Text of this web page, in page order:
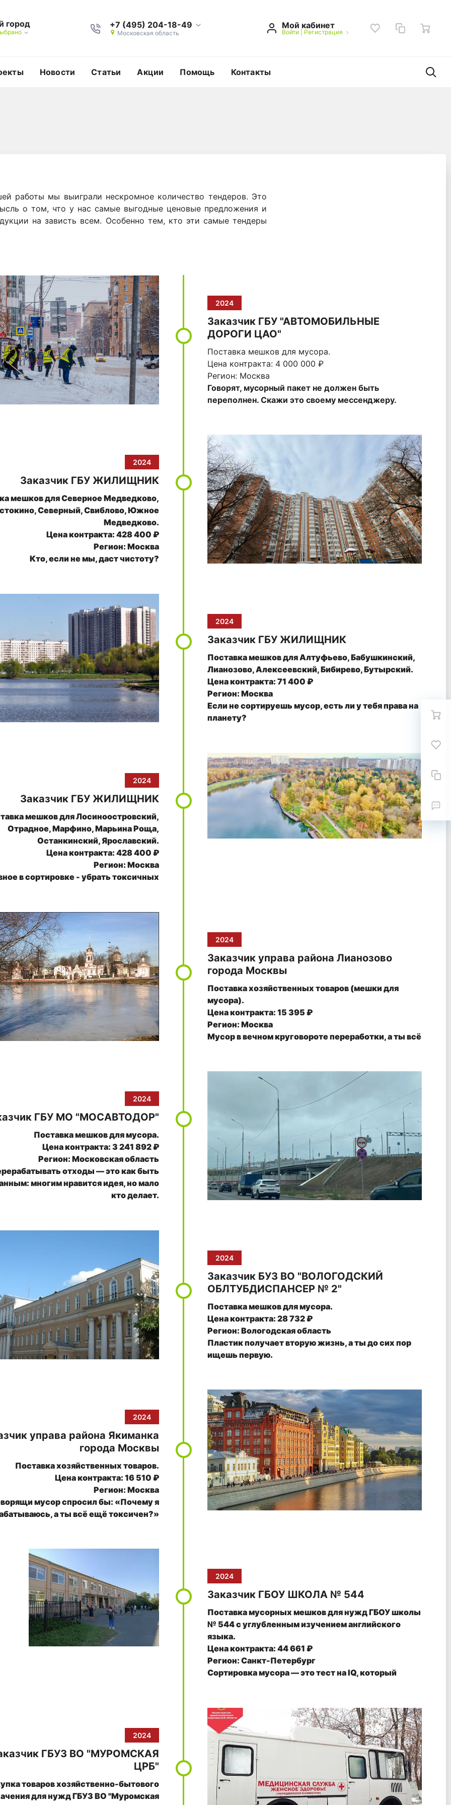
город +7 (495) 204-18-49
Московская область
Мой кабинет
Войти| Регистрация
Новости Статьи Акции Помощь Контакты
работы мы выиграли нескромное количество тендеров. Это
о том, что у нас самые выгодные ценовые предложения и
на зависть всем. Особенно тем, кто эти самые тендеры
2024
Заказчик ГБУ "АВТОМОБИЛЬНЫЕ
ДОРОГИ ЦАО"
Поставка мешков для мусора.
Цена контракта: 4 000 000 ₽
Регион: Москва
Говорят, мусорный пакет не должен быть
переполнен. Скажи это своему мессенджеру.
2024
Заказчик ГБУ ЖИЛИЩНИК
мешков для Северное Медведково,
Северный, Свиблово, Южное
Медведково.
Цена контракта: 428 400 ₽
Регион: Москва
Кто, если не мы, даст чистоту?
2024
Заказчик ГБУ ЖИЛИЩНИК
Поставка мешков для Алтуфьево, Бабушкинский,
Лианозово, Алексеевский, Бибирево, Бутырский.
Цена контракта: 71 400 ₽
Регион: Москва
Если не сортируешь мусор, есть ли у тебя права на
планету?
2024
Заказчик ГБУ ЖИЛИЩНИК
мешков для Лосиноостровский,
Отрадное, Марфино, Марьина Роща,
Останкинский, Ярославский.
Цена контракта: 428 400 ₽
Регион: Москва
в сортировке - убрать токсичных
2024
Заказчик управа района Лианозово
города Москвы
Поставка хозяйственных товаров (мешки для
мусора).
Цена контракта: 15 395 ₽
Регион: Москва
Мусор в вечном круговороте переработки, а ты всё
2024
ГБУ МО "МОСАВТОДОР"
Поставка мешков для мусора.
Цена контракта: 3 241 892 ₽
Регион: Московская область
отходы — это как быть
многим нравится идея, но мало
кто делает.
2024
Заказчик БУЗ ВО "ВОЛОГОДСКИЙ
ОБЛТУБДИСПАНСЕР № 2"
Поставка мешков для мусора.
Цена контракта: 28 732 ₽
Регион: Вологодская область
Пластик получает вторую жизнь, а ты до сих пор
ищешь первую.
2024
управа района Якиманка
города Москвы
Поставка хозяйственных товаров.
Цена контракта: 16 510 ₽
Регион: Москва
мусор спросил бы: «Почему я
а ты всё ещё токсичен?»
2024
Заказчик ГБОУ ШКОЛА № 544
Поставка мусорных мешков для нужд ГБОУ школы
№ 544 с углубленным изучением английского
языка.
Цена контракта: 44 661 ₽
Регион: Санкт-Петербург
Сортировка мусора — это тест на IQ, который
2024
ГБУЗ ВО "МУРОМСКАЯ
ЦРБ"
товаров хозяйственно-бытового
для нужд ГБУЗ ВО "Муромская